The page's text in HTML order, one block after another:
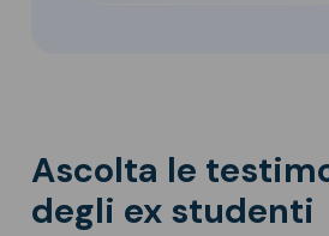
Ascolta le
degli ex studenti